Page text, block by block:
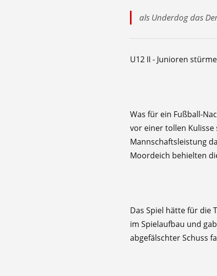
als Underdog das
U12 II - Junioren
​Was für ein Fußball-
vor einer tollen Kulisse
Mannschaftsleistung
Moordeich behielten
​Das Spiel hätte für die
im Spielaufbau und
abgefälschter Schuss